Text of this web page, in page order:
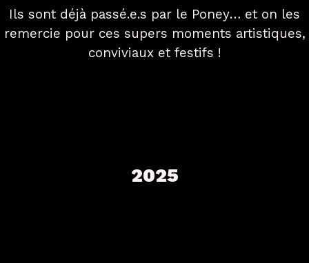
Ils sont déjà passé.e.s par le Poney… et on les
remercie pour ces supers moments artistiques,
conviviaux et festifs !
2025